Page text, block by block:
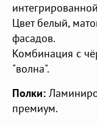
Цвет белый,
фасадов.
Комбинация с
"волна".
Полки:
премиум.